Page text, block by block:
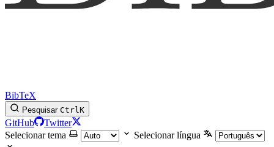
BibTeX
Pesquisar CtrlK
GitHub
Twitter
Selecionar tema
Selecionar língua